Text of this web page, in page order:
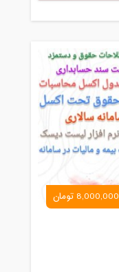
8,000,000 تومان